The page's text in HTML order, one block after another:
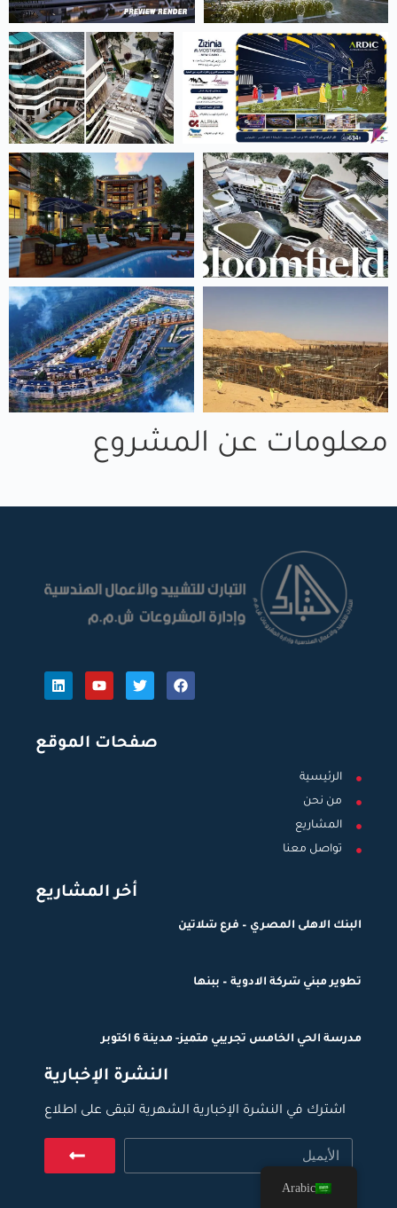
معلومات عن المشروع
صفحات الموقع
الرئيسية
من نحن
المشاريع
تواصل معنا
أخر المشاريع
البنك الاهلى المصري – فرع شلاتين
تطوير مبني شركة الادوية – ببنها
مدرسة الحي الخامس تجريبي متميز- مدينة 6 اكتوبر
النشرة الإخبارية
اشترك في النشرة الإخبارية الشهرية لتبقى على اطلاع
Arabic